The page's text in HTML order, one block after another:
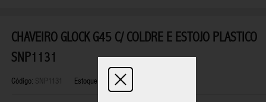
CHAVEIRO GLOCK G45 C/ COLDRE E ESTOJO PLASTICO
SNP1131
Código: SNP1131 Estoque: Disponível